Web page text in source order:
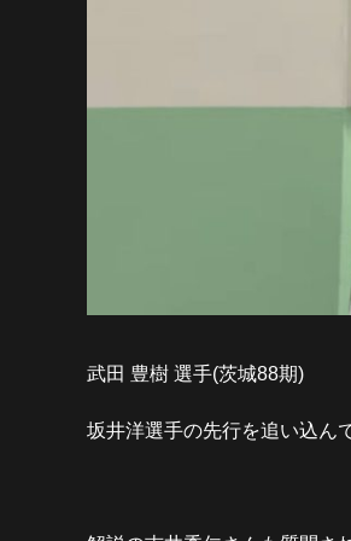
武田 豊樹 選手(茨城88期)
坂井洋選手の先行を追い込ん